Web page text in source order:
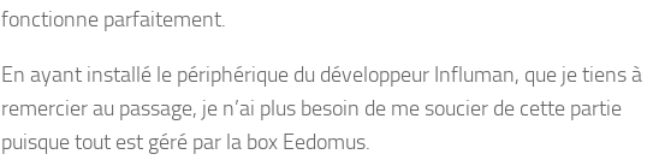
fonctionne parfaitement.
En ayant installé le périphérique du développeur Influman, que je tiens à
remercier au passage, je n’ai plus besoin de me soucier de cette partie
puisque tout est géré par la box Eedomus.